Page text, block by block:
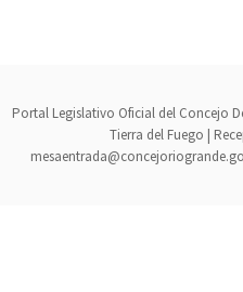
Portal Legislativo Oficial del Concejo
Tierra del Fuego |